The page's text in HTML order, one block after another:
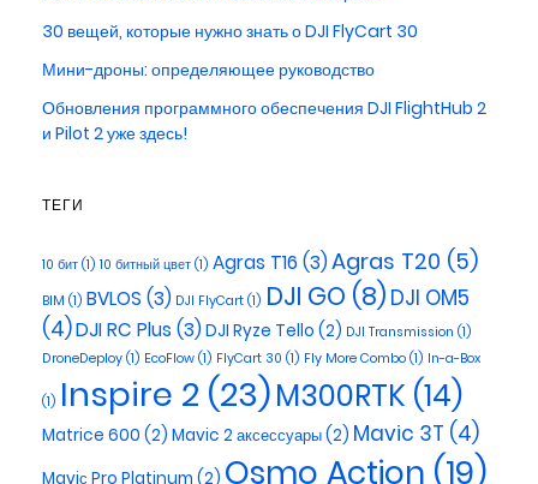
30 вещей, которые нужно знать о DJI FlyCart 30
Мини-дроны: определяющее руководство
Обновления программного обеспечения DJI FlightHub 2
и Pilot 2 уже здесь!
ТЕГИ
10 бит (1) 10 битный цвет (1) Agras T16 (3)Agras T20 (5)
BIM (1) BVLOS (3) DJI FlyCart (1) DJI GO (8) DJI OM5
(4)DJI RC Plus (3)DJI Ryze Tello (2) DJI Transmission (1)
DroneDeploy (1) EcoFlow (1) FlyCart 30 (1) Fly More Combo (1) In-a-Box
(1) Inspire 2 (23)M300RTK (14)
Matrice 600 (2) Mavic 2 аксессуары(2) Mavic 3T (4)
Maviс Pro Platinum (2) Osmo Action (19)